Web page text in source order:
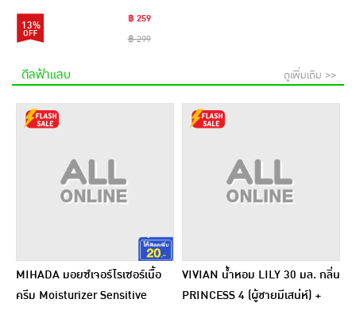
13%
฿ 259
฿ 299
ดีลฟ้าแลบ ดูเพิ่มเติม >>
MIHADA มอยซ์เจอร์ไรเซอร์เนื้อ
ครีม Moisturizer Sensitive
VIVIAN น้ำหอม LILY 30 มล. กลิ่น
PRINCESS 4 (ผู้ชายมีเสน่ห์) +